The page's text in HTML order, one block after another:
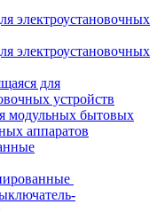
электроустановочных
электроустановочных
для
устройств
модульных бытовых
аппаратов